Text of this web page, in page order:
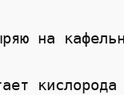
на
кислорода